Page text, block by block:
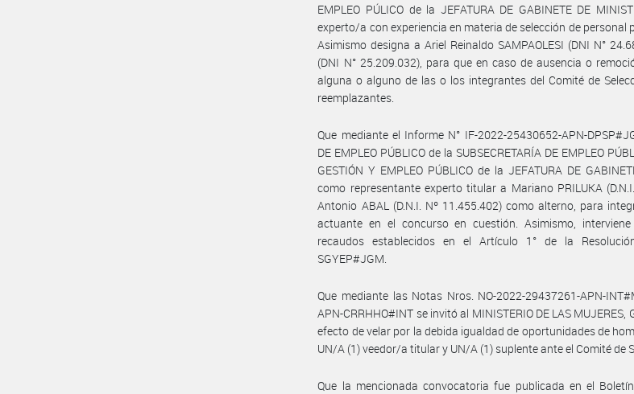
EMPLEO PÚLICO de la JEFATURA DE GABINETE DE
experto/a con experiencia en materia de selección de personal
Asimismo designa a Ariel Reinaldo SAMPAOLESI (DNI N°
(DNI N° 25.209.032), para que en caso de ausencia o
alguna o alguno de las o los integrantes del Comité de
reemplazantes.
Que mediante el Informe N° IF-2022-25430652-APN-
DE EMPLEO PÚBLICO de la SUBSECRETARÍA DE EMPLEO
GESTIÓN Y EMPLEO PÚBLICO de la JEFATURA DE
como representante experto titular a Mariano PRILUKA
Antonio ABAL (D.N.I. Nº 11.455.402) como alterno, para
actuante en el concurso en cuestión. Asimismo,
recaudos establecidos en el Artículo 1° de la Resolución
SGYEP#JGM.
Que mediante las Notas Nros. NO-2022-29437261-APN-
APN-CRRHHO#INT se invitó al MINISTERIO DE LAS MUJERES,
efecto de velar por la debida igualdad de oportunidades de
UN/A (1) veedor/a titular y UN/A (1) suplente ante el Comité de
Que la mencionada convocatoria fue publicada en el